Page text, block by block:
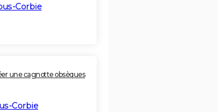
Corbie
une cagnotte obsèques
Corbie